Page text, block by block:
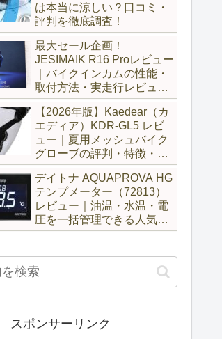
は本当に涼しい？口コミ・
評判を徹底調査！
最大セール企画！
JESIMAIK R16 Proレビュー
｜バイクインカムの性能・
取付方法・実走行レビュー
とH6比較
【2026年版】Kaedear（カ
エディア）KDR-GL5 レビ
ュー｜夏用メッシュバイク
グローブの評判・特徴・サ
イズ感を徹底解説
デイトナ AQUAPROVA HG
テンプメーター（72813）
レビュー｜油温・水温・電
圧を一括管理できる人気メ
ーターを徹底評価
スポンサーリンク